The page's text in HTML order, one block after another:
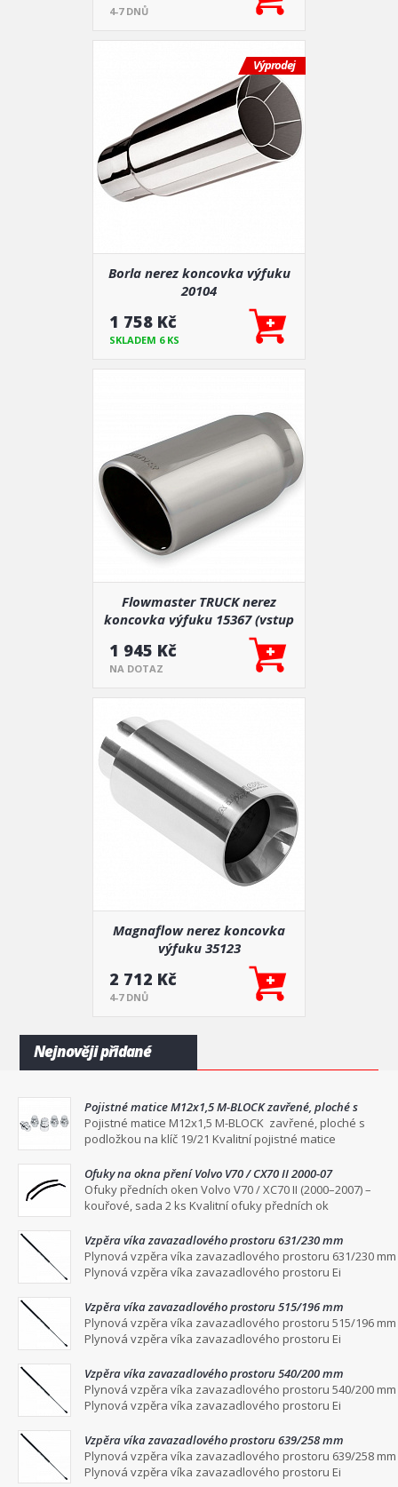
4-7 DNŮ
Výprodej
Borla nerez koncovka výfuku
20104
1 758 Kč
SKLADEM 6 KS
Flowmaster TRUCK nerez
koncovka výfuku 15367 (vstup
100 mm, výstup 127 mm)
1 945 Kč
NA DOTAZ
Magnaflow nerez koncovka
výfuku 35123
2 712 Kč
4-7 DNŮ
Nejnověji přidané
Pojistné matice M12x1,5 M-BLOCK zavřené, ploché s
podložkou na klíč 19/21
Pojistné matice M12x1,5 M-BLOCK zavřené, ploché s
podložkou na klíč 19/21 Kvalitní pojistné matice
Ofuky na okna pření Volvo V70 / CX70 II 2000-07
Ofuky předních oken Volvo V70 / XC70 II (2000–2007) –
kouřové, sada 2 ks Kvalitní ofuky předních ok
Vzpěra víka zavazadlového prostoru 631/230 mm
Plynová vzpěra víka zavazadlového prostoru 631/230 mm
Plynová vzpěra víka zavazadlového prostoru Ei
Vzpěra víka zavazadlového prostoru 515/196 mm
Plynová vzpěra víka zavazadlového prostoru 515/196 mm
Plynová vzpěra víka zavazadlového prostoru Ei
Vzpěra víka zavazadlového prostoru 540/200 mm
Plynová vzpěra víka zavazadlového prostoru 540/200 mm
Plynová vzpěra víka zavazadlového prostoru Ei
Vzpěra víka zavazadlového prostoru 639/258 mm
Plynová vzpěra víka zavazadlového prostoru 639/258 mm
Plynová vzpěra víka zavazadlového prostoru Ei